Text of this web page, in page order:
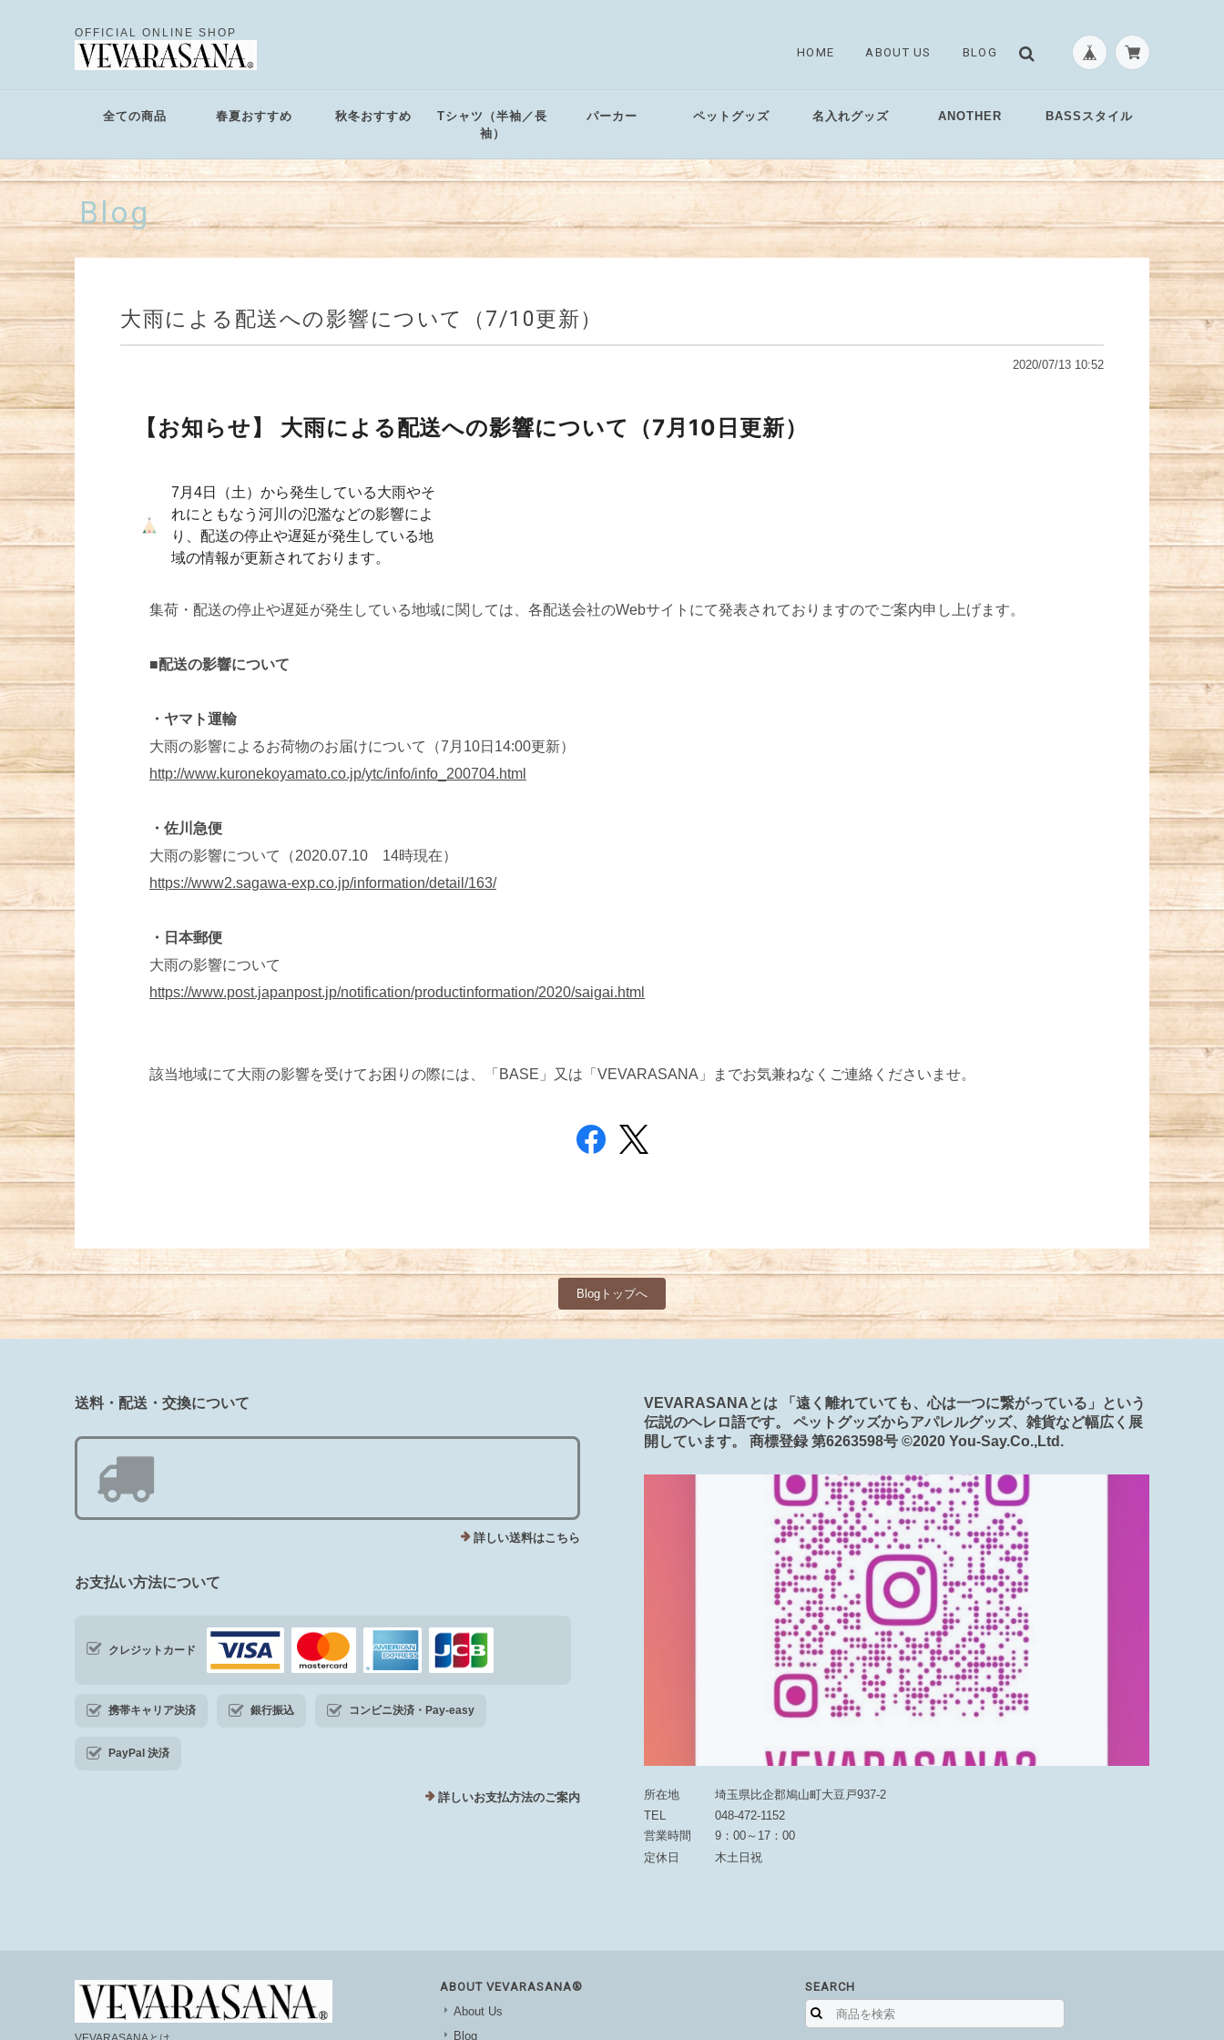
OFFICIAL ONLINE SHOP
HOME ABOUT US BLOG
全ての商品 春夏おすすめ 秋冬おすすめ
Tシャツ（半袖／長
袖）
パーカー ペットグッズ 名入れグッズ ANOTHER BASSスタイル
Blog
大雨による配送への影響について（7/10更新）
2020/07/13 10:52
【お知らせ】 大雨による配送への影響について（7月10日更新）
7月4日（土）から発生している大雨やそ
れにともなう河川の氾濫などの影響によ
り、配送の停止や遅延が発生している地
域の情報が更新されております。
集荷・配送の停止や遅延が発生している地域に関しては、各配送会社のWebサイトにて発表されておりますのでご案内申し上げます。
■配送の影響について
・ヤマト運輸
大雨の影響によるお荷物のお届けについて（7月10日14:00更新）
http://www.kuronekoyamato.co.jp/ytc/info/info_200704.html
・佐川急便
大雨の影響について（2020.07.10 14時現在）
https://www2.sagawa-exp.co.jp/information/detail/163/
・日本郵便
大雨の影響について
https://www.post.japanpost.jp/notification/productinformation/2020/saigai.html
該当地域にて大雨の影響を受けてお困りの際には、「BASE」又は「VEVARASANA」までお気兼ねなくご連絡くださいませ。
Blogトップへ
送料・配送・交換について
詳しい送料はこちら
お支払い方法について
クレジットカード
携帯キャリア決済 銀行振込 コンビニ決済・Pay-easy
PayPal 決済
詳しいお支払方法のご案内
VEVARASANAとは 「遠く離れていても、心は一つに繋がっている」という
伝説のヘレロ語です。 ペットグッズからアパレルグッズ、雑貨など幅広く展
開しています。 商標登録 第6263598号 ©️2020 You-Say.Co.,Ltd.
所在地
埼玉県比企郡鳩山町大豆戸937-2
TEL
048-472-1152
営業時間
9：00～17：00
定休日
木土日祝
ABOUT VEVARASANA®︎
About Us
Blog
SEARCH